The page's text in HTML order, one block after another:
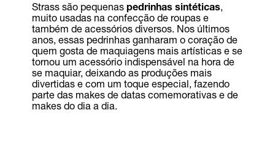
Strass são pequenas pedrinhas sintéticas,
muito usadas na confecção de roupas e
também de acessórios diversos. Nos últimos
anos, essas pedrinhas ganharam o coração de
quem gosta de maquiagens mais artísticas e se
tornou um acessório indispensável na hora de
se maquiar, deixando as produções mais
divertidas e com um toque especial, fazendo
parte das makes de datas comemorativas e de
makes do dia a dia.